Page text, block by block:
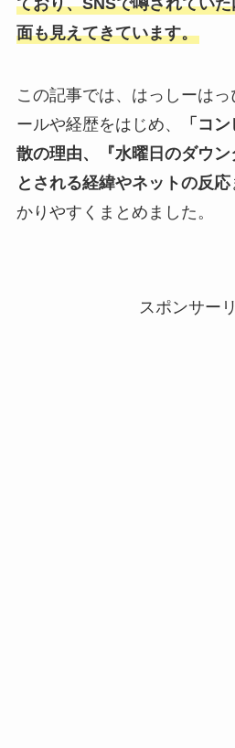
ており、SNSで噂されてい
面も見えてきています。
この記事では、はっしーは
ールや経歴をはじめ、
「コ
散の理由、『水曜日のダウ
とされる経緯やネットの反応
かりやすくまとめました。
スポンサー